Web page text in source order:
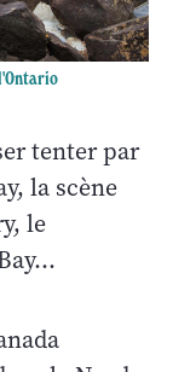
tenter par
la scène
le